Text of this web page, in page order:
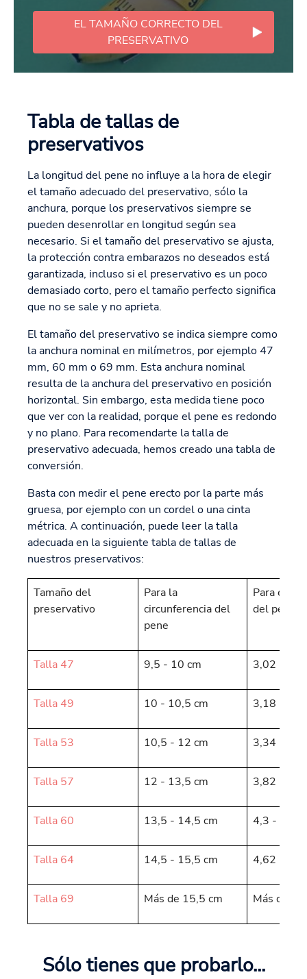
EL TAMAÑO CORRECTO DEL
PRESERVATIVO
Tabla de tallas de
preservativos
La longitud del pene no influye a la hora de elegir
el tamaño adecuado del preservativo, sólo la
anchura, porque los preservativos siempre se
pueden desenrollar en longitud según sea
necesario. Si el tamaño del preservativo se ajusta,
la protección contra embarazos no deseados está
garantizada, incluso si el preservativo es un poco
demasiado corto, pero el tamaño perfecto significa
que no se sale y no aprieta.
El tamaño del preservativo se indica siempre como
la anchura nominal en milímetros, por ejemplo 47
mm, 60 mm o 69 mm. Esta anchura nominal
resulta de la anchura del preservativo en posición
horizontal. Sin embargo, esta medida tiene poco
que ver con la realidad, porque el pene es redondo
y no plano. Para recomendarte la talla de
preservativo adecuada, hemos creado una tabla de
conversión.
Basta con medir el pene erecto por la parte más
gruesa, por ejemplo con un cordel o una cinta
métrica. A continuación, puede leer la talla
adecuada en la siguiente tabla de tallas de
nuestros preservativos:
Tamaño del
preservativo
Para la
circunferencia del
pene
Para el
del pene
Talla 47 9,5 - 10 cm 3,02 -
Talla 49 10 - 10,5 cm 3,18 -
Talla 53 10,5 - 12 cm 3,34 -
Talla 57 12 - 13,5 cm 3,82 - 4,3
Talla 60 13,5 - 14,5 cm 4,3 - 4,62
Talla 64 14,5 - 15,5 cm 4,62 -
Talla 69 Más de 15,5 cm Más de
Sólo tienes que probarlo...